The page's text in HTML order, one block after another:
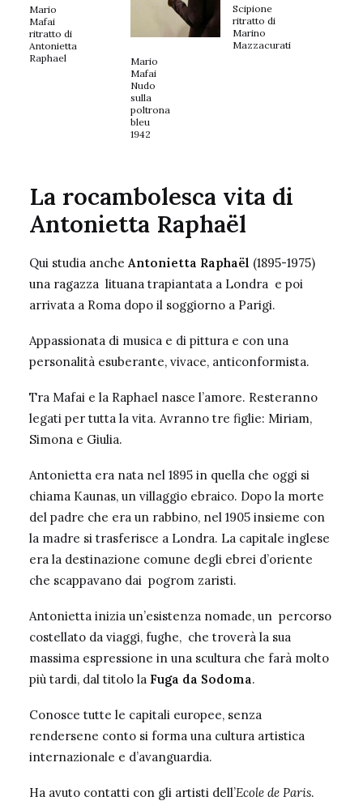
Mario
Mafai
ritratto di
Antonietta
Raphael
Mario
Mafai
Nudo
sulla
poltrona
bleu
1942
Scipione
ritratto di
Marino
Mazzacurati
La rocambolesca vita di
Antonietta Raphaël
Qui studia anche Antonietta Raphaël (1895-1975)
una ragazza lituana trapiantata a Londra e poi
arrivata a Roma dopo il soggiorno a Parigi.
Appassionata di musica e di pittura e con una
personalità esuberante, vivace, anticonformista.
Tra Mafai e la Raphael nasce l’amore. Resteranno
legati per tutta la vita. Avranno tre figlie: Miriam,
Simona e Giulia.
Antonietta era nata nel 1895 in quella che oggi si
chiama Kaunas, un villaggio ebraico. Dopo la morte
del padre che era un rabbino, nel 1905 insieme con
la madre si trasferisce a Londra. La capitale inglese
era la destinazione comune degli ebrei d’oriente
che scappavano dai pogrom zaristi.
Antonietta inizia un’esistenza nomade, un percorso
costellato da viaggi, fughe, che troverà la sua
massima espressione in una scultura che farà molto
più tardi, dal titolo la Fuga da Sodoma.
Conosce tutte le capitali europee, senza
rendersene conto si forma una cultura artistica
internazionale e d’avanguardia.
Ha avuto contatti con gli artisti dell’Ecole de Paris.